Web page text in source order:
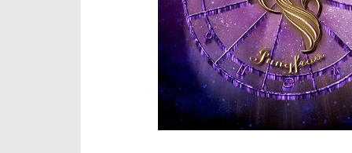
przedsiębiorczości